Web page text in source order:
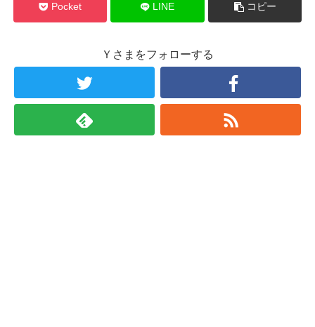
Pocket LINE コピー
Ｙさまをフォローする